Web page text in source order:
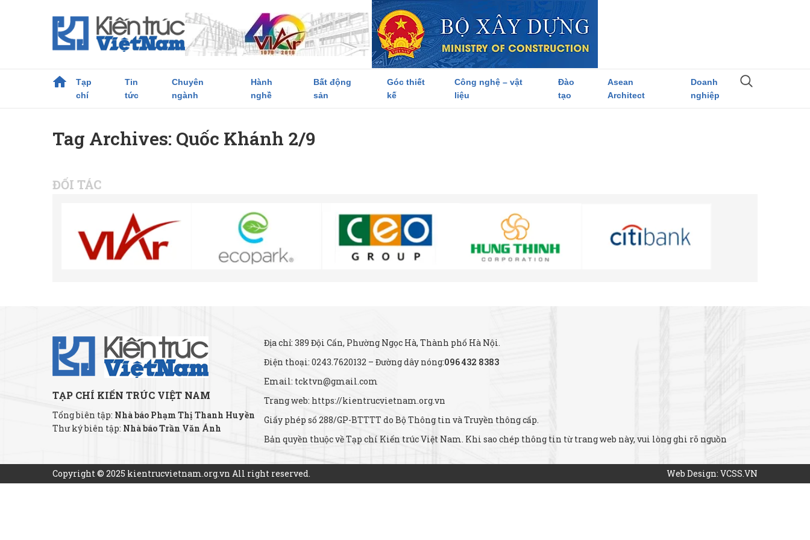
Tạp
chí
Tin
tức
Chuyên
ngành
Hành
nghề
Bất động
sản
Góc thiết
kế
Công nghệ – vật
liệu
Đào
tạo
Asean
Architect
Doanh
nghiệp
Tag Archives: Quốc Khánh 2/9
ĐỐI TÁC
TẠP CHÍ KIẾN TRÚC VIỆT NAM
Tổng biên tập: Nhà báo Phạm Thị Thanh Huyền
Thư ký biên tập: Nhà báo Trần Văn Ánh
Địa chỉ: 389 Đội Cấn, Phường Ngọc Hà, Thành phố Hà Nội.
Điện thoại: 0243.7620132 – Đường dây nóng:096 432 8383
Email: tcktvn@gmail.com
Trang web: https://kientrucvietnam.org.vn
Giấy phép số 288/GP-BTTTT do Bộ Thông tin và Truyền thông cấp.
Bản quyền thuộc về Tạp chí Kiến trúc Việt Nam. Khi sao chép thông tin từ trang web này, vui lòng ghi rõ nguồn
Copyright © 2025 kientrucvietnam.org.vn All right reserved. Web Design: VCSS.VN